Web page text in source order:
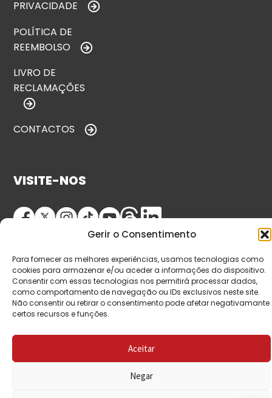
Gerir o Consentimento
Para fornecer as melhores experiências, usamos tecnologias como
cookies para armazenar e/ou aceder a informações do dispositivo.
Consentir com essas tecnologias nos permitirá processar dados,
como comportamento de navegação ou IDs exclusivos neste site.
Não consentir ou retirar o consentimento pode afetar negativamante
certos recursos e funções.
Aceitar
Negar
PRIVACIDADE
POLÍTICA DE
REEMBOLSO
LIVRO DE
RECLAMAÇÕES
CONTACTOS
VISITE-NOS
© Copyright 2026 Saída de Emergência. Todos os
direitos reservados.